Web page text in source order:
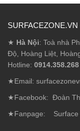
★ Hà Nội: Toà nhà
Độ, Hoàng Liệt,
Hotline:
★Email:
★Facebook: Đoàn
★Fanpage: